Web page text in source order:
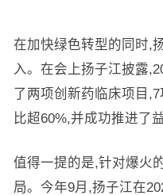
在加快绿色转型的同时,
入。在会上扬子江披露
了两项创新药临床项目
比超60%,并成功推进了
值得一提的是,针对爆火
局。今年9月,扬子江在